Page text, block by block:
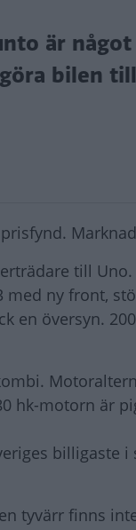
är
bilen
till
ny front,
en översyn.
hk-motorn är
billigaste
tyvärr finns